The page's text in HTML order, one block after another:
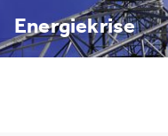
Energiekrise